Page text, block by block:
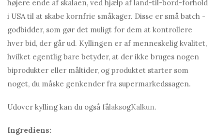
højere ende af skalaen, ved hjælp af land-til-bord-forhold
i USA til at skabe kornfrie småkager. Disse er små batch -
godbidder, som gør det muligt for dem at kontrollere
hver bid, der går ud. Kyllingen er af menneskelig kvalitet,
hvilket egentlig bare betyder, at der ikke bruges nogen
biprodukter eller måltider, og produktet starter som
noget, du måske genkender fra supermarkedssagen.
Udover kylling kan du også fålaksogKalkun.
Ingrediens: